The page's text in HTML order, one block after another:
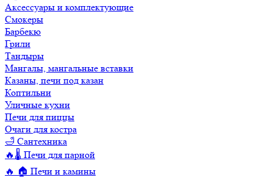
Аксессуары и комплектующие
Смокеры
Барбекю
Грили
Тандыры
Мангалы, мангальные вставки
Казаны, печи под казан
Коптильни
Уличные кухни
Печи для пиццы
Очаги для костра
🛁 Сантехника
🔥🌡️ Печи для парной
🔥 🏠 Печи и камины